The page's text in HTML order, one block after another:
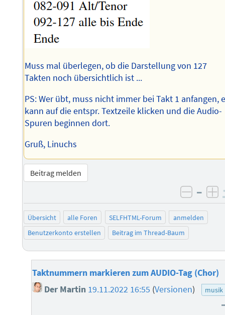
Muss mal überlegen, ob die Darstellung von 127
Takten noch übersichtlich ist ...
PS: Wer übt, muss nicht immer bei Takt 1 anfangen,
kann auf die entspr. Textzeile klicken und die Audio-
Spuren beginnen dort.
Gruß, Linuchs
Beitrag melden
–
Übersicht alle Foren SELFHTML-Forum
anmelden
Benutzerkonto erstellen
Beitrag im Thread-Baum
Taktnummern markieren zum AUDIO-Tag (Chor)
Der Martin 19.11.2022 16:55 (Versionen) musik